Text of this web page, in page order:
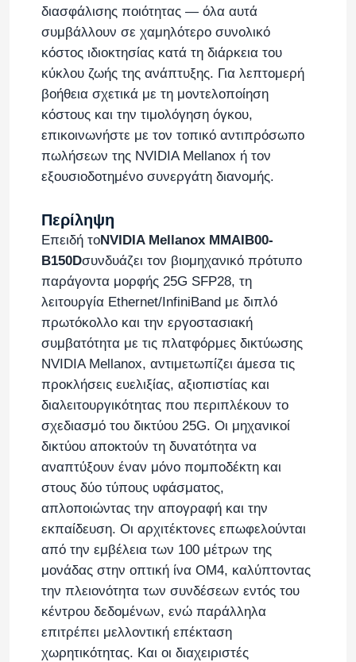
διασφάλισης ποιότητας — όλα αυτά
συμβάλλουν σε χαμηλότερο συνολικό
κόστος ιδιοκτησίας κατά τη διάρκεια του
κύκλου ζωής της ανάπτυξης. Για λεπτομερή
βοήθεια σχετικά με τη μοντελοποίηση
κόστους και την τιμολόγηση όγκου,
επικοινωνήστε με τον τοπικό αντιπρόσωπο
πωλήσεων της NVIDIA Mellanox ή τον
εξουσιοδοτημένο συνεργάτη διανομής.
Περίληψη
Επειδή τοNVIDIA Mellanox MMAIB00-
B150Dσυνδυάζει τον βιομηχανικό πρότυπο
παράγοντα μορφής 25G SFP28, τη
λειτουργία Ethernet/InfiniBand με διπλό
πρωτόκολλο και την εργοστασιακή
συμβατότητα με τις πλατφόρμες δικτύωσης
NVIDIA Mellanox, αντιμετωπίζει άμεσα τις
προκλήσεις ευελιξίας, αξιοπιστίας και
διαλειτουργικότητας που περιπλέκουν το
σχεδιασμό του δικτύου 25G. Οι μηχανικοί
δικτύου αποκτούν τη δυνατότητα να
αναπτύξουν έναν μόνο πομποδέκτη και
στους δύο τύπους υφάσματος,
απλοποιώντας την απογραφή και την
εκπαίδευση. Οι αρχιτέκτονες επωφελούνται
από την εμβέλεια των 100 μέτρων της
μονάδας στην οπτική ίνα OM4, καλύπτοντας
την πλειονότητα των συνδέσεων εντός του
κέντρου δεδομένων, ενώ παράλληλα
επιτρέπει μελλοντική επέκταση
χωρητικότητας. Και οι διαχειριστές